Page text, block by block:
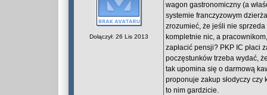
Dołączył: 26 Lis 2013
wagon gastronomiczny (a
systemie franczyzowym
zrozumieć, że jeśli nie
kompletnie nic, a
zapłacić pensji? PKP IC płaci
poczęstunków trzeba wydać,
tak upomina się o darmową
proponuje zakup słodyczy
to nim gardzicie.